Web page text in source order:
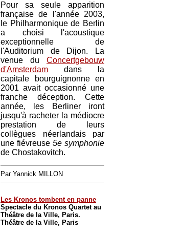
Pour sa seule apparition
française de l'année 2003,
le Philharmonique de Berlin
a choisi l'acoustique
exceptionnelle de
l'Auditorium de Dijon. La
venue du Concertgebouw
d'Amsterdam dans la
capitale bourguignonne en
2001 avait occasionné une
franche déception. Cette
année, les Berliner iront
jusqu'à racheter la médiocre
prestation de leurs
collègues néerlandais par
une fiévreuse 5e symphonie
de Chostakovitch.
Par Yannick MILLON
Les Kronos tombent en panne
Spectacle du Kronos Quartet au
Théâtre de la Ville, Paris.
Théâtre de la Ville, Paris